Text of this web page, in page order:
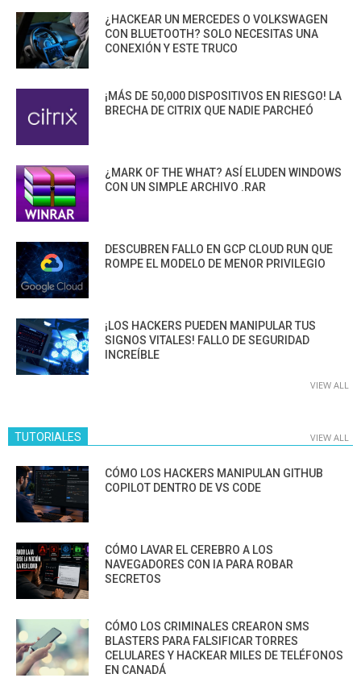
¿HACKEAR UN MERCEDES O VOLKSWAGEN
CON BLUETOOTH? SOLO NECESITAS UNA
CONEXIÓN Y ESTE TRUCO
¡MÁS DE 50,000 DISPOSITIVOS EN RIESGO! LA
BRECHA DE CITRIX QUE NADIE PARCHEÓ
¿MARK OF THE WHAT? ASÍ ELUDEN WINDOWS
CON UN SIMPLE ARCHIVO .RAR
DESCUBREN FALLO EN GCP CLOUD RUN QUE
ROMPE EL MODELO DE MENOR PRIVILEGIO
¡LOS HACKERS PUEDEN MANIPULAR TUS
SIGNOS VITALES! FALLO DE SEGURIDAD
INCREÍBLE
VIEW ALL
TUTORIALES VIEW ALL
CÓMO LOS HACKERS MANIPULAN GITHUB
COPILOT DENTRO DE VS CODE
CÓMO LAVAR EL CEREBRO A LOS
NAVEGADORES CON IA PARA ROBAR
SECRETOS
CÓMO LOS CRIMINALES CREARON SMS
BLASTERS PARA FALSIFICAR TORRES
CELULARES Y HACKEAR MILES DE TELÉFONOS
EN CANADÁ